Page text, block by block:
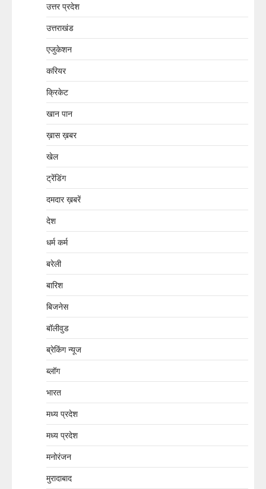
उत्तर प्रदेश
उत्तराखंड
एजुकेशन
करियर
क्रिकेट
खान पान
ख़ास ख़बर
खेल
ट्रेंडिंग
दमदार ख़बरें
देश
धर्म कर्म
बरेली
बारिश
बिजनेस
बॉलीवुड
ब्रेकिंग न्यूज
ब्लॉग
भारत
मध्य प्रदेश
मध्य प्रदेश
मनोरंजन
मुरादाबाद